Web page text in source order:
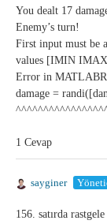
You dealt 17
Enemy’s turn!
First input must be
values [IMIN
Error in
damage =
1 Cevap
sayginer
156. satırda rastgele